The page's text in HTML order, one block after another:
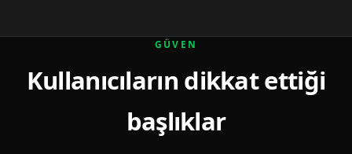
GÜVEN
Kullanıcıların dikkat ettiği
başlıklar